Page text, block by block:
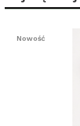
Nowość